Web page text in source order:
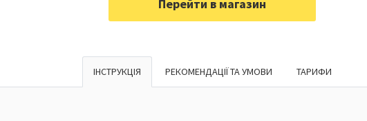
ІНСТРУКЦІЯ РЕКОМЕНДАЦІЇ ТА УМОВИ ТАРИФИ